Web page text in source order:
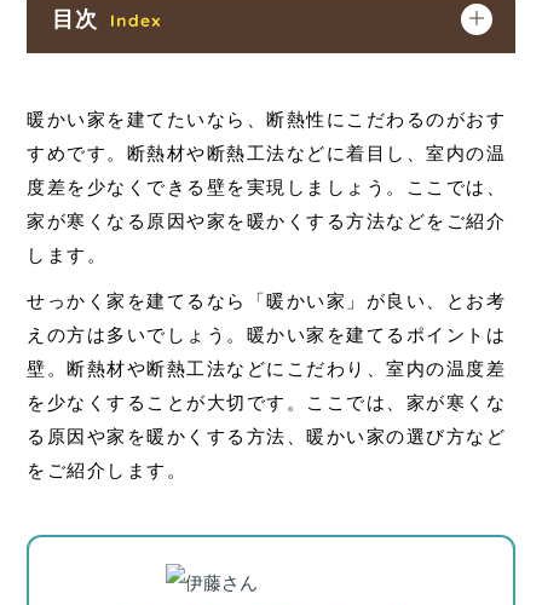
目次
暖かい家を建てたいなら、断熱性にこだわるのがおす
すめです。断熱材や断熱工法などに着目し、室内の温
度差を少なくできる壁を実現しましょう。ここでは、
家が寒くなる原因や家を暖かくする方法などをご紹介
します。
せっかく家を建てるなら「暖かい家」が良い、とお考
えの方は多いでしょう。暖かい家を建てるポイントは
壁。断熱材や断熱工法などにこだわり、室内の温度差
を少なくすることが大切です。ここでは、家が寒くな
る原因や家を暖かくする方法、暖かい家の選び方など
をご紹介します。